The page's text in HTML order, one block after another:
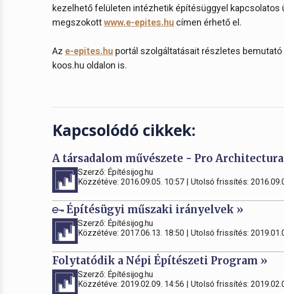
kezelhető felületen intézhetik építésüggyel kapcsolatos
megszokottwww.e-epites.hu címen érhető el.
Az e-epites.hu portál szolgáltatásait részletes
koos.hu oldalon is.
Kapcsolódó cikkek:
A társadalom művészete - Pro Architectura
Szerző: Építésijog.hu
Közzétéve: 2016.09.05. 10:57 | Utolsó frissítés:
Építésügyi műszaki irányelvek »
Szerző: Építésijog.hu
Közzétéve: 2017.06.13. 18:50 | Utolsó frissítés:
Folytatódik a Népi Építészeti Program »
Szerző: Építésijog.hu
Közzétéve: 2019.02.09. 14:56 | Utolsó frissítés: